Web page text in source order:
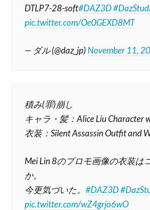
DTLP7-28-soft#DAZ3D
pic.twitter.com/Oe0GEXD8MT
— ダル (@daz_jp) November 11,
積み(罪)崩し
キャラ・髪：Alice Liu Character
衣装：Silent Assassin Outfit and
Mei Lin 8のプロモ画像の衣装は
か。
今更気づいた。#DAZ3D
pic.twitter.com/wZ4grjo6wO